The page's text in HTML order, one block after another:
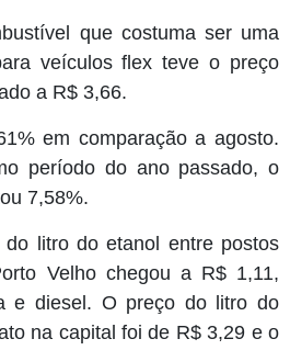
que costuma ser uma
veículos flex teve o preço
a R$ 3,66.
em comparação a agosto.
período do ano passado, o
7,58%.
litro do etanol entre postos
Velho chegou a R$ 1,11,
e diesel. O preço do litro do
na capital foi de R$ 3,29 e o